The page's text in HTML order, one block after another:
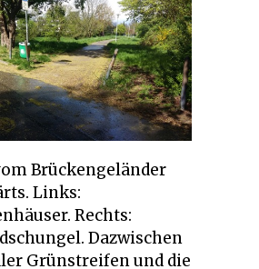
Brückengeländer
Links:
Rechts:
Dazwischen
Grünstreifen und die